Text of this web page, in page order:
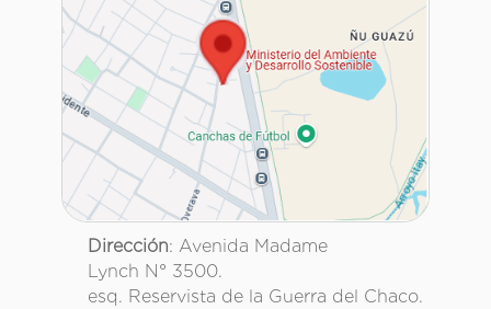
Dirección: Avenida Madame
Lynch N° 3500.
esq. Reservista de la Guerra del Chaco.